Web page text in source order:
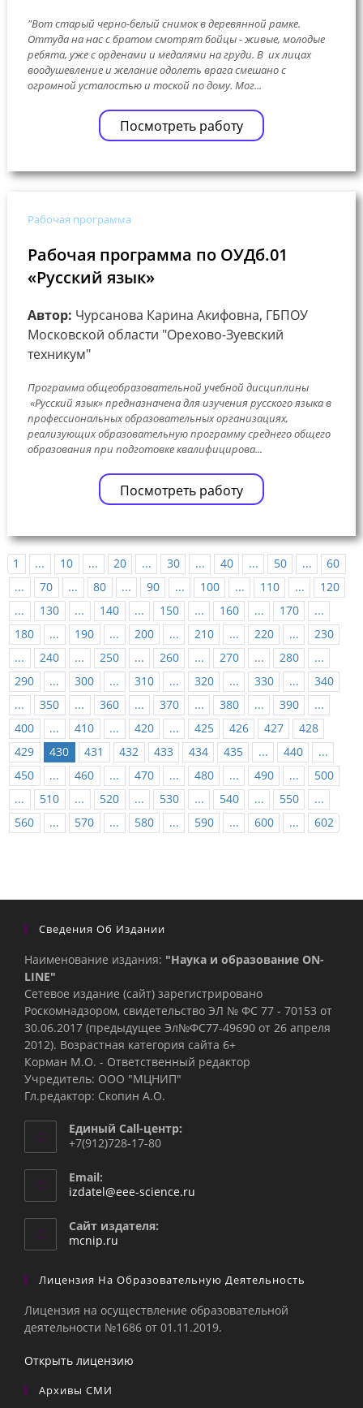
"Вот старый черно-белый снимок в деревянной рамке.
Оттуда на нас с братом смотрят бойцы - живые, молодые
ребята, уже с орденами и медалями на груди. В их лицах
воодушевление и желание одолеть врага смешано с
огромной усталостью и тоской по дому. Мог...
Посмотреть работу
Рабочая программа
Рабочая программа по ОУДб.01
«Русский язык»
Автор: Чурсанова Карина Акифовна, ГБПОУ
Московской области "Орехово-Зуевский
техникум"
Программа общеобразовательной учебной дисциплины
«Русский язык» предназначена для изучения русского языка в
профессиональных образовательных организациях,
реализующих образовательную программу среднего общего
образования при подготовке квалифицирова...
Посмотреть работу
1 ... 10 ... 20 ... 30 ... 40 ... 50 ...
60
...
70 ... 80 ... 90 ... 100 ... 110 ...
120
...
130 ... 140 ... 150 ... 160 ... 170
...
180
... 190 ... 200 ... 210 ... 220 ...
230
...
240 ... 250 ... 260 ... 270 ... 280
...
290
... 300 ... 310 ... 320 ... 330 ...
340
...
350 ... 360 ... 370 ... 380 ... 390
...
400
... 410 ... 420 ... 425 426 427
428
429
430 431 432 433 434 435 ... 440
...
450
... 460 ... 470 ... 480 ... 490 ...
500
...
510 ... 520 ... 530 ... 540 ... 550
...
560
... 570 ... 580 ... 590 ... 600 ... 602
Сведения Об Издании
Наименование издания: "Наука и образование ON-
LINE"
Сетевое издание (сайт) зарегистрировано
Роскомнадзором, свидетельство ЭЛ № ФС 77 - 70153 от
30.06.2017 (предыдущее Эл№ФC77-49690 от 26 апреля
2012). Возрастная категория сайта 6+
Корман М.О. - Ответственный редактор
Учредитель: ООО "МЦНИП"
Гл.редактор: Скопин А.О.
Единый Call-центр:
+7(912)728-17-80
Email:
izdatel@eee-science.ru
Сайт издателя:
mcnip.ru
Лицензия На Образовательную Деятельность
Лицензия на осуществление образовательной
деятельности №1686 от 01.11.2019.
Открыть лицензию
Архивы СМИ